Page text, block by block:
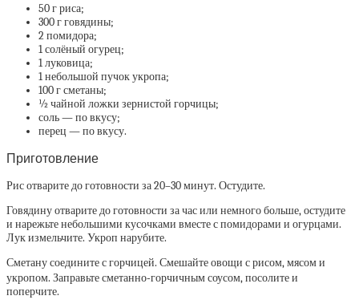
50 г риса;
300 г говядины;
2 помидора;
1 солёный огурец;
1 луковица;
1 небольшой пучок укропа;
100 г сметаны;
½ чайной ложки зернистой горчицы;
соль — по вкусу;
перец — по вкусу.
Приготовление
Рис отварите до готовности за 20–30 минут. Остудите.
Говядину отварите до готовности за час или немного больше, остудите
и нарежьте небольшими кусочками вместе с помидорами и огурцами.
Лук измельчите. Укроп нарубите.
Сметану соедините с горчицей. Смешайте овощи с рисом, мясом и
укропом. Заправьте сметанно‑горчичным соусом, посолите и
поперчите.